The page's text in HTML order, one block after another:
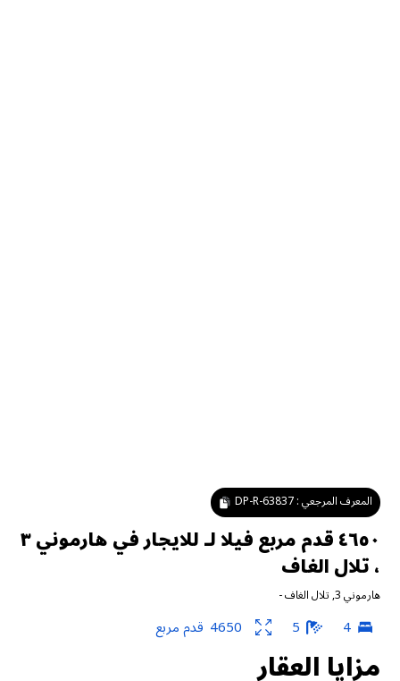
المعرف المرجعي :DP-R-63837
٤٦٥٠ قدم مربع فيلا لـ للايجار في هارموني ٣
، تلال الغاف
هارموني 3 ,تلال الغاف-
4
5
4650 قدم مربع
مزايا العقار